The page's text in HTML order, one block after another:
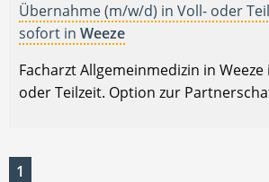
Übernahme (m/w/d) in Voll- oder
sofort in Weeze
Facharzt Allgemeinmedizin in Weeze
oder Teilzeit. Option zur
1